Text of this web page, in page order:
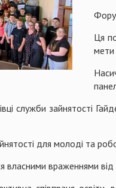
Ця
мети
служби зайнятості
для молоді та
власними враженнями